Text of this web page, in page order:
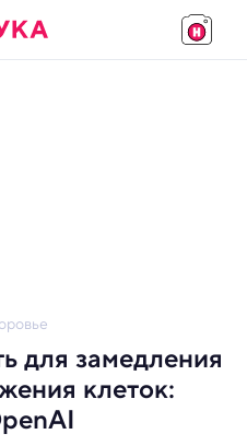
для замедления
клеток: